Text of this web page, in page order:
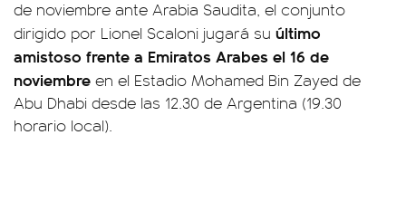
de noviembre ante Arabia Saudita, el conjunto
dirigido por Lionel Scaloni jugará su último
amistoso frente a Emiratos Arabes el 16 de
noviembre en el Estadio Mohamed Bin Zayed de
Abu Dhabi desde las 12.30 de Argentina (19.30
horario local).